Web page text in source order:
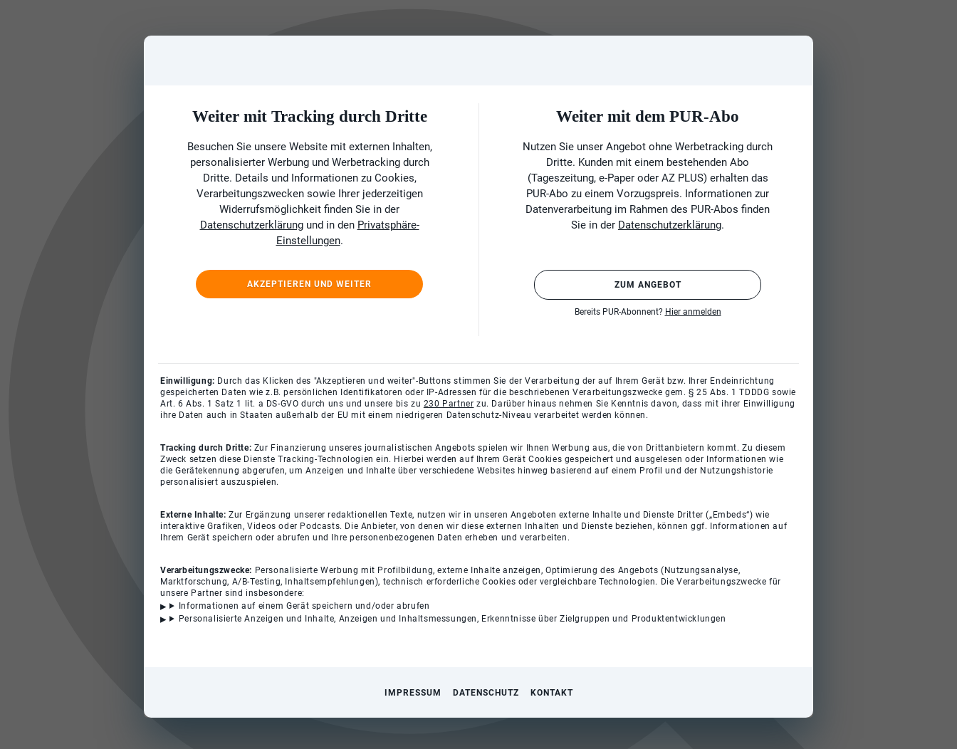
Weiter mit Tracking durch Dritte
Besuchen Sie unsere Website mit externen Inhalten,
personalisierter Werbung und Werbetracking durch
Dritte. Details und Informationen zu Cookies,
Verarbeitungszwecken sowie Ihrer jederzeitigen
Widerrufsmöglichkeit finden Sie in der
Datenschutzerklärungund in den Privatsphäre-
Einstellungen.
AKZEPTIEREN UND WEITER
Weiter mit dem PUR-Abo
Nutzen Sie unser Angebot ohne Werbetracking durch
Dritte. Kunden mit einem bestehenden Abo
(Tageszeitung, e-Paper oder AZ PLUS) erhalten das
PUR-Abo zu einem Vorzugspreis. Informationen zur
Datenverarbeitung im Rahmen des PUR-Abos finden
Sie in der Datenschutzerklärung.
ZUM ANGEBOT
Bereits PUR-Abonnent? Hier anmelden
Einwilligung: Durch das Klicken des "Akzeptieren und weiter"-Buttons stimmen Sie der Verarbeitung der auf Ihrem Gerät bzw. Ihrer Endeinrichtung
gespeicherten Daten wie z.B. persönlichen Identifikatoren oder IP-Adressen für die beschriebenen Verarbeitungszwecke gem. § 25 Abs. 1 TDDDG sowie
Art. 6 Abs. 1 Satz 1 lit. a DS-GVO durch uns und unsere bis zu 230 Partner zu. Darüber hinaus nehmen Sie Kenntnis davon, dass mit ihrer Einwilligung
ihre Daten auch in Staaten außerhalb der EU mit einem niedrigeren Datenschutz-Niveau verarbeitet werden können.
Tracking durch Dritte: Zur Finanzierung unseres journalistischen Angebots spielen wir Ihnen Werbung aus, die von Drittanbietern kommt. Zu diesem
Zweck setzen diese Dienste Tracking-Technologien ein. Hierbei werden auf Ihrem Gerät Cookies gespeichert und ausgelesen oder Informationen wie
die Gerätekennung abgerufen, um Anzeigen und Inhalte über verschiedene Websites hinweg basierend auf einem Profil und der Nutzungshistorie
personalisiert auszuspielen.
Externe Inhalte:Zur Ergänzung unserer redaktionellen Texte, nutzen wir in unseren Angeboten externe Inhalte und Dienste Dritter („Embeds“) wie
interaktive Grafiken, Videos oder Podcasts. Die Anbieter, von denen wir diese externen Inhalten und Dienste beziehen, können ggf. Informationen auf
Ihrem Gerät speichern oder abrufen und Ihre personenbezogenen Daten erheben und verarbeiten.
Verarbeitungszwecke: Personalisierte Werbung mit Profilbildung, externe Inhalte anzeigen, Optimierung des Angebots (Nutzungsanalyse,
Marktforschung, A/B-Testing, Inhaltsempfehlungen), technisch erforderliche Cookies oder vergleichbare Technologien. Die Verarbeitungszwecke für
unsere Partner sind insbesondere:
Informationen auf einem Gerät speichern und/oder abrufen
Personalisierte Anzeigen und Inhalte, Anzeigen und Inhaltsmessungen, Erkenntnisse über Zielgruppen und Produktentwicklungen
IMPRESSUM DATENSCHUTZ KONTAKT